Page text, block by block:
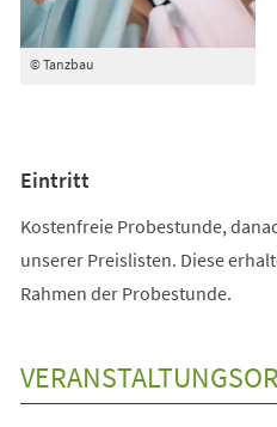
© Tanzbau
Eintritt
Kostenfreie Probestunde,
unserer Preislisten. Diese
Rahmen der Probestunde.